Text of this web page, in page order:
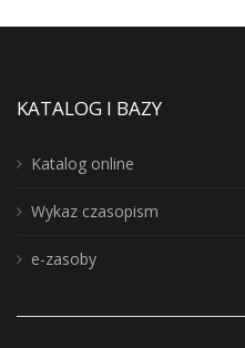
KATALOG I BAZY
Katalog online
Wykaz czasopism
e-zasoby